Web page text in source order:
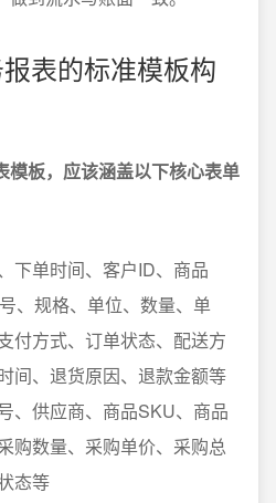
表的标准模板构
模板，应该涵盖以下核心表单
下单时间、客户ID、商品
、规格、单位、数量、单
付方式、订单状态、配送方
间、退货原因、退款金额等
、供应商、商品SKU、商品
购数量、采购单价、采购总
态等